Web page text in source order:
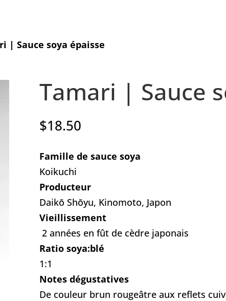
| Sauce soya épaisse
Tamari | Sauce
$18.50
Famille de sauce soya
Koikuchi
Producteur
Daikō Shōyu, Kinomoto, Japon
Vieillissement
2 années en fût de cèdre japonais
Ratio soya:blé
1:1
Notes dégustatives
De couleur brun rougeâtre aux reflets